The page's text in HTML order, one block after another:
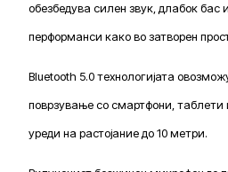
обезбедува силен звук, длабок бас
перформанси како во затворен
Bluetooth 5.0 технологијата
поврзување со смартфони,
уреди на растојание до 10 метри.